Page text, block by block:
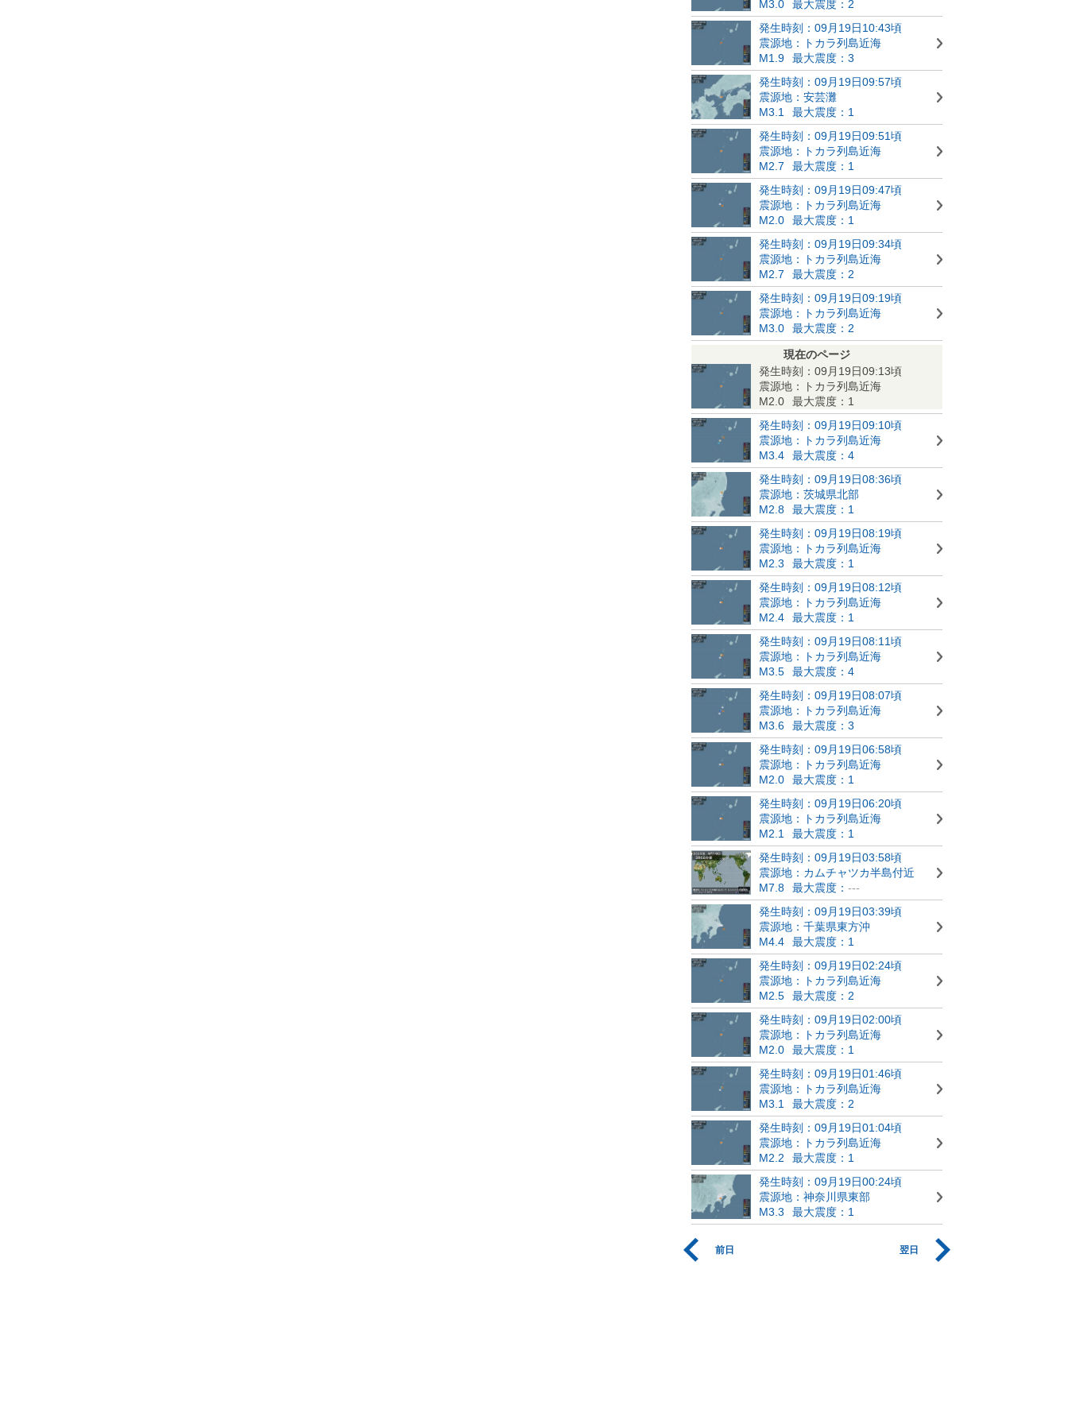
M3.0
最大震度：2
発生時刻：09月19日10:43頃
震源地：トカラ列島近海
M1.9
最大震度：3
発生時刻：09月19日09:57頃
震源地：安芸灘
M3.1
最大震度：1
発生時刻：09月19日09:51頃
震源地：トカラ列島近海
M2.7
最大震度：1
発生時刻：09月19日09:47頃
震源地：トカラ列島近海
M2.0
最大震度：1
発生時刻：09月19日09:34頃
震源地：トカラ列島近海
M2.7
最大震度：2
発生時刻：09月19日09:19頃
震源地：トカラ列島近海
M3.0
最大震度：2
現在のページ
発生時刻：09月19日09:13頃
震源地：トカラ列島近海
M2.0
最大震度：1
発生時刻：09月19日09:10頃
震源地：トカラ列島近海
M3.4
最大震度：4
発生時刻：09月19日08:36頃
震源地：茨城県北部
M2.8
最大震度：1
発生時刻：09月19日08:19頃
震源地：トカラ列島近海
M2.3
最大震度：1
発生時刻：09月19日08:12頃
震源地：トカラ列島近海
M2.4
最大震度：1
発生時刻：09月19日08:11頃
震源地：トカラ列島近海
M3.5
最大震度：4
発生時刻：09月19日08:07頃
震源地：トカラ列島近海
M3.6
最大震度：3
発生時刻：09月19日06:58頃
震源地：トカラ列島近海
M2.0
最大震度：1
発生時刻：09月19日06:20頃
震源地：トカラ列島近海
M2.1
最大震度：1
発生時刻：09月19日03:58頃
震源地：カムチャツカ半島付近
M7.8
最大震度： ---
発生時刻：09月19日03:39頃
震源地：千葉県東方沖
M4.4
最大震度：1
発生時刻：09月19日02:24頃
震源地：トカラ列島近海
M2.5
最大震度：2
発生時刻：09月19日02:00頃
震源地：トカラ列島近海
M2.0
最大震度：1
発生時刻：09月19日01:46頃
震源地：トカラ列島近海
M3.1
最大震度：2
発生時刻：09月19日01:04頃
震源地：トカラ列島近海
M2.2
最大震度：1
発生時刻：09月19日00:24頃
震源地：神奈川県東部
M3.3
最大震度：1
前日 翌日